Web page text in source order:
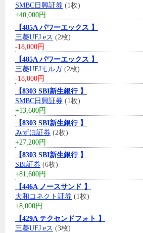
SMBC日興証券 (1枚)
+40,000円
【485A パワーエックス 】
三菱UFJ eス (2枚)
-18,000円
【485A パワーエックス 】
三菱UFJモルガ(2枚)
-18,000円
【8303 SBI新生銀行 】
SMBC日興証券 (1枚)
+13,600円
【8303 SBI新生銀行 】
みずほ証券 (2枚)
+27,200円
【8303 SBI新生銀行 】
SBI証券 (6枚)
+81,600円
【446A ノースサンド 】
大和コネクト証券 (1枚)
+8,000円
【429A テクセンドフォト 】
三菱UFJ eス (3枚)